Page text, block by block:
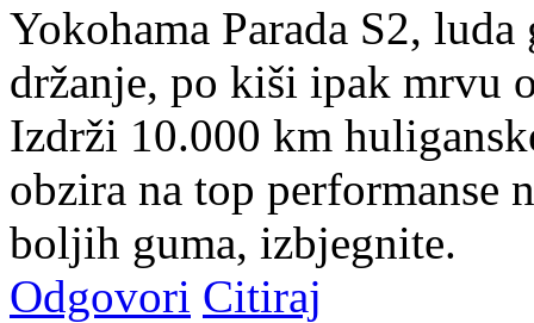
Yokohama Parada S2,
držanje, po kiši ipak mrvu
Izdrži 10.000 km
obzira na top performanse
boljih guma, izbjegnite.
Odgovori Citiraj